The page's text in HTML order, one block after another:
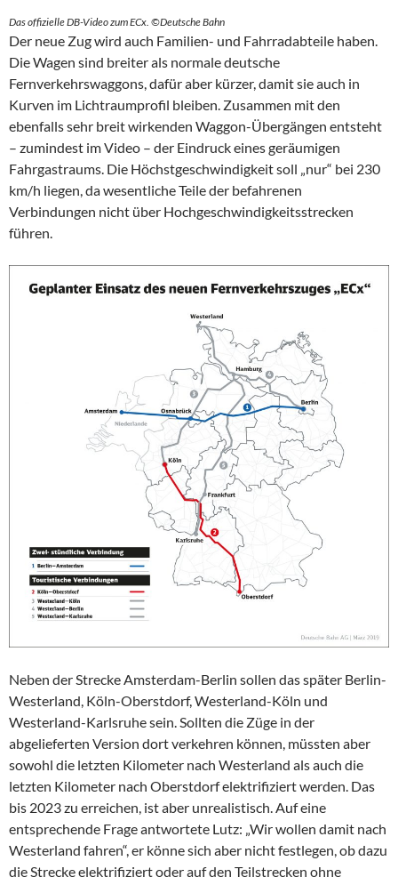
Das offizielle DB-Video zum ECx. ©Deutsche Bahn
Der neue Zug wird auch Familien- und Fahrradabteile haben.
Die Wagen sind breiter als normale deutsche
Fernverkehrswaggons, dafür aber kürzer, damit sie auch in
Kurven im Lichtraumprofil bleiben. Zusammen mit den
ebenfalls sehr breit wirkenden Waggon-Übergängen entsteht
– zumindest im Video – der Eindruck eines geräumigen
Fahrgastraums. Die Höchstgeschwindigkeit soll „nur“ bei 230
km/h liegen, da wesentliche Teile der befahrenen
Verbindungen nicht über Hochgeschwindigkeitsstrecken
führen.
Neben der Strecke Amsterdam-Berlin sollen das später Berlin-
Westerland, Köln-Oberstdorf, Westerland-Köln und
Westerland-Karlsruhe sein. Sollten die Züge in der
abgelieferten Version dort verkehren können, müssten aber
sowohl die letzten Kilometer nach Westerland als auch die
letzten Kilometer nach Oberstdorf elektrifiziert werden. Das
bis 2023 zu erreichen, ist aber unrealistisch. Auf eine
entsprechende Frage antwortete Lutz: „Wir wollen damit nach
Westerland fahren“, er könne sich aber nicht festlegen, ob dazu
die Strecke elektrifiziert oder auf den Teilstrecken ohne